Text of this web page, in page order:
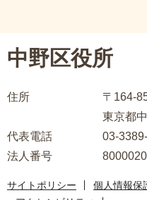
ゲ
シ
ン
こ
ま
中野区役所
住所
〒164-
東京都
代表電話
03-
法人番号
サイトポリシー 個人情報保